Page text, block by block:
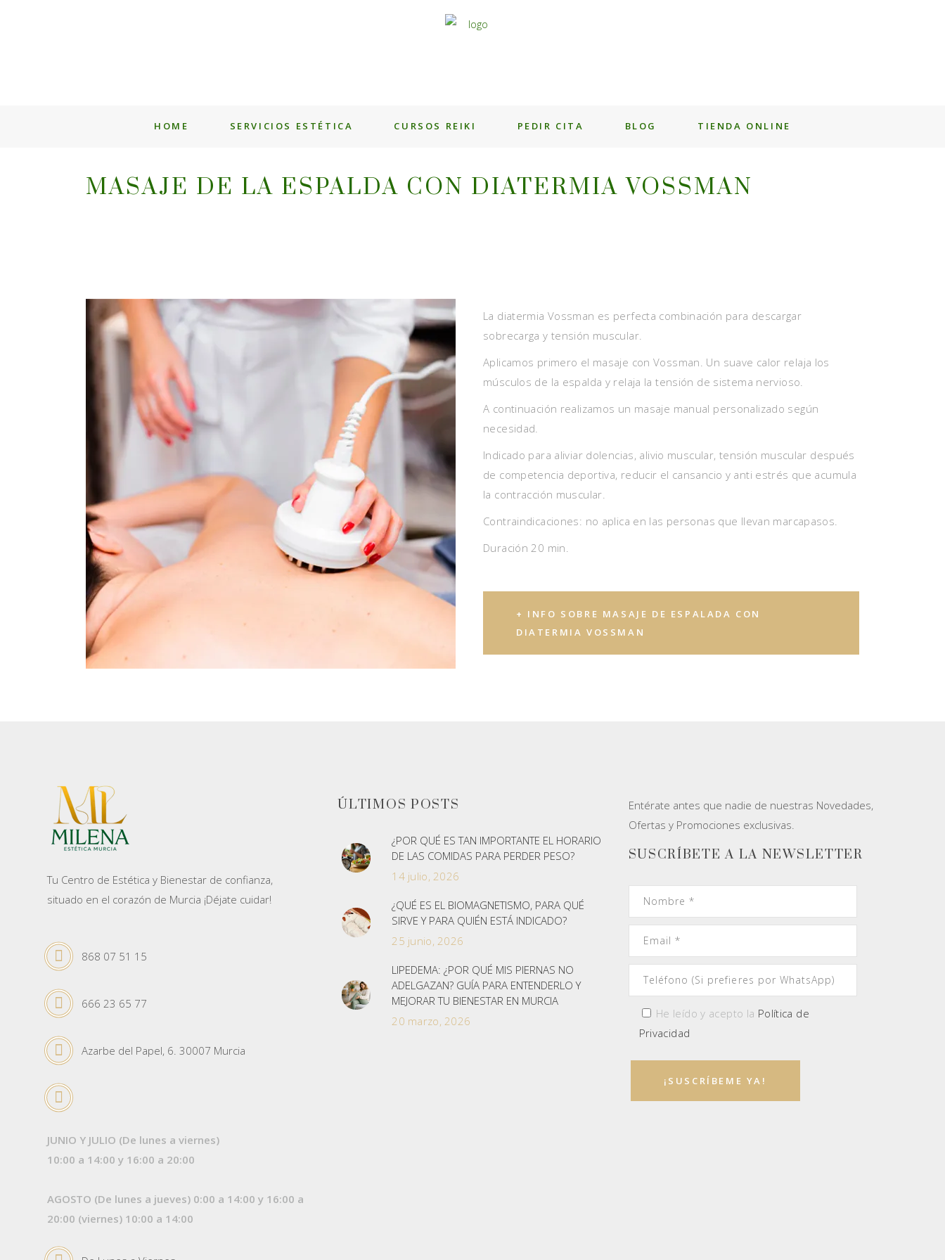
HOME SERVICIOS ESTÉTICA CURSOS REIKI PEDIR CITA BLOG TIENDA ONLINE
MASAJE DE LA ESPALDA CON DIATERMIA VOSSMAN
La diatermia Vossman es perfecta combinación para descargar
sobrecarga y tensión muscular.
Aplicamos primero el masaje con Vossman. Un suave calor relaja los
músculos de la espalda y relaja la tensión de sistema nervioso.
A continuación realizamos un masaje manual personalizado según
necesidad.
Indicado para aliviar dolencias, alivio muscular, tensión muscular después
de competencia deportiva, reducir el cansancio y anti estrés que acumula
la contracción muscular.
Contraindicaciones: no aplica en las personas que llevan marcapasos.
Duración 20 min.
+ INFO SOBRE MASAJE DE ESPALADA CON
DIATERMIA VOSSMAN
Tu Centro de Estética y Bienestar de confianza,
situado en el corazón de Murcia ¡Déjate cuidar!
868 07 51 15
666 23 65 77
Azarbe del Papel, 6. 30007 Murcia
JUNIO Y JULIO (De lunes a viernes)
10:00 a 14:00 y 16:00 a 20:00
AGOSTO (De lunes a jueves) 0:00 a 14:00 y 16:00 a
20:00 (viernes) 10:00 a 14:00
ÚLTIMOS POSTS
¿POR QUÉ ES TAN IMPORTANTE EL HORARIO
DE LAS COMIDAS PARA PERDER PESO?
14 julio, 2026
¿QUÉ ES EL BIOMAGNETISMO, PARA QUÉ
SIRVE Y PARA QUIÉN ESTÁ INDICADO?
25 junio, 2026
LIPEDEMA: ¿POR QUÉ MIS PIERNAS NO
ADELGAZAN? GUÍA PARA ENTENDERLO Y
MEJORAR TU BIENESTAR EN MURCIA
20 marzo, 2026
Entérate antes que nadie de nuestras Novedades,
Ofertas y Promociones exclusivas.
SUSCRÍBETE A LA NEWSLETTER
He leído y acepto la Política de
Privacidad